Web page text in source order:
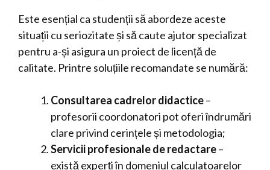
Este esențial ca studenții să abordeze aceste
situații cu seriozitate și să caute ajutor specializat
pentru a-și asigura un proiect de licență de
calitate. Printre soluțiile recomandate se numără:
Consultarea cadrelor didactice–
profesorii coordonatori pot oferi îndrumări
clare privind cerințele și metodologia;
Servicii profesionale de redactare–
există experți în domeniul calculatoarelor